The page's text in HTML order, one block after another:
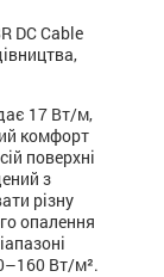
DC Cable
17 Вт/м,
комфорт
поверхні
з
різну
опалення
Вт/м².